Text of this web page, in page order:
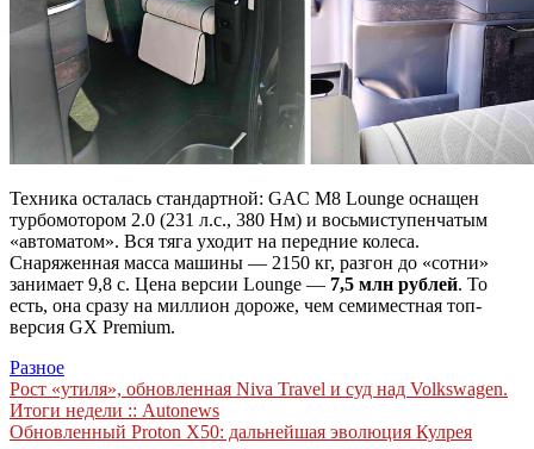
Техника осталась стандартной: GAC M8 Lounge оснащен
турбомотором 2.0 (231 л.с., 380 Нм) и восьмиступенчатым
«автоматом». Вся тяга уходит на передние колеса.
Снаряженная масса машины — 2150 кг, разгон до «сотни»
занимает 9,8 с. Цена версии Lounge — 7,5 млн рублей. То
есть, она сразу на миллион дороже, чем семиместная топ-
версия GX Premium.
Разное
Навигация
по
Рост «утиля», обновленная Niva Travel и суд над Volkswagen.
Итоги недели :: Autonews
Обновленный Proton X50: дальнейшая эволюция Кулрея